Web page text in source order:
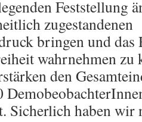
Feststellung
bringen und das
wahrnehmen zu
den
Sicherlich haben wir